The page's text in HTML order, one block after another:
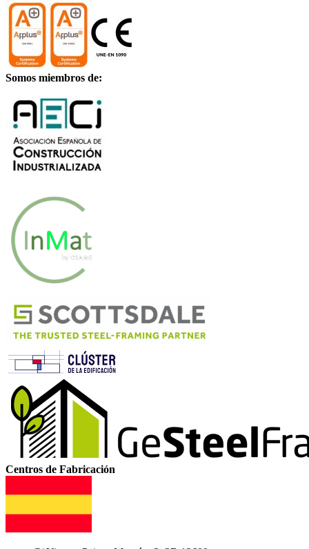
Somos miembros de:
Centros de Fabricación